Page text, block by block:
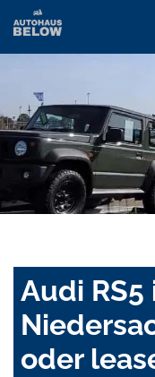
Audi RS5
oder